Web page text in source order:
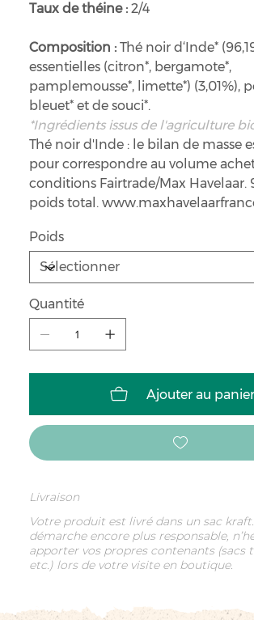
Taux de théine : 2/4
Composition : Thé noir d‘Inde*
essentielles (citron*, bergamote*,
pamplemousse*, limette*) (3,01%),
bleuet* et de souci*.
*Ingrédients issus de l'agriculture
Thé noir d'Inde : le bilan de masse
pour correspondre au volume
conditions Fairtrade/Max Havelaar.
poids total.
Poids
Quantité
Ajouter au panier
Livraison
Votre produit est livré dans un sac
démarche encore plus responsable,
apporter vos propres contenants (sacs
etc.) lors de votre visite en boutique.